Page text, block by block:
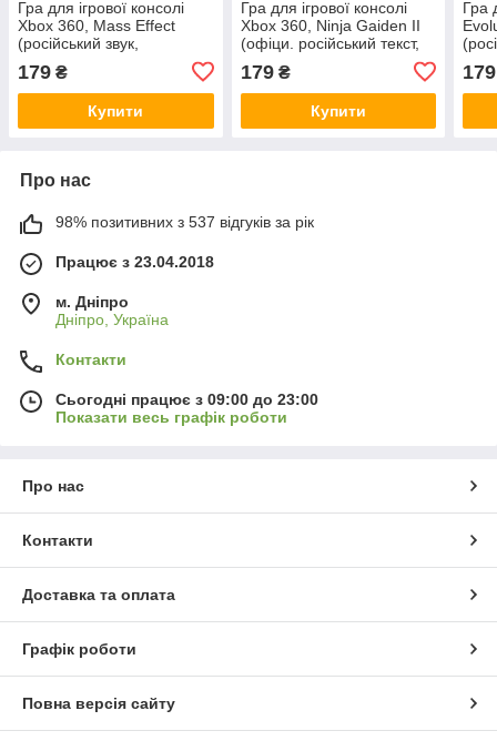
Гра для ігрової консолі
Xbox 360, Mass Effect
(російський звук,
англійський текст, LT 3.0,
LT 2.0)
179 ₴
Купити
Гра для ігрової консолі
Xbox 360, Ninja Gaiden II
(офіци. російський текст,
179₴
Купити
Гра
179
Про нас
98% позитивних з 537 відгуків за рік
Працює з 23.04.2018
м. Дніпро
Дніпро, Україна
Контакти
Сьогодні працює з 09:00 до 23:00
Показати весь графік роботи
Про нас
Контакти
Доставка та оплата
Графік роботи
Повна версія сайту